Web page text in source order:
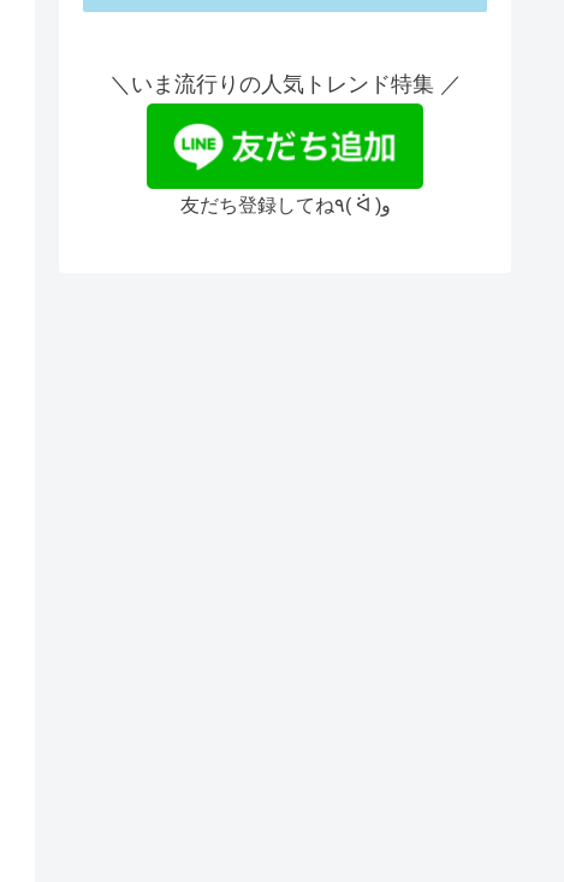
＼いま流行りの人気トレンド特集 ／
友だち登録してね٩( ᐛ )و